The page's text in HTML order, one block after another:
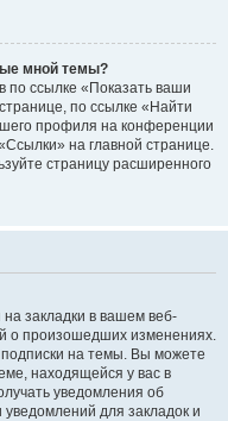
мной темы?
по ссылке «Показать ваши
по ссылке «Найти
профиля на конференции
на главной странице.
страницу расширенного
закладки в вашем веб-
о произошедших изменениях.
на темы. Вы можете
находящейся у вас в
уведомления об
для закладок и